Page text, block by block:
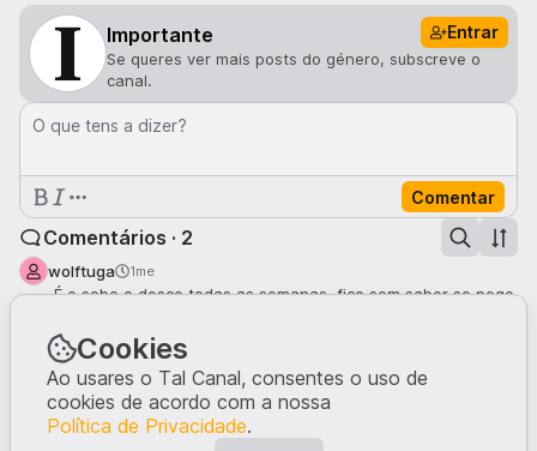
Importante Entrar
Se queres ver mais posts do género, subscreve o
canal.
O que tens a dizer?
Comentar
Comentários · 2
wolftuga 1me
É o sobe e desce todas as semanas, fico sem saber se pego
2
taniacarvalho 1me
Vai a pé! 😁
2
Cookies
Ao usares o Tal Canal, consentes o uso de
cookies de acordo com a nossa
Política de Privacidade.